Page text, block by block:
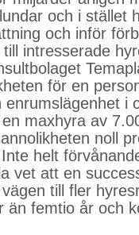
och i stället
och inför
intresserade
för en
i
maxhyra av
noll
helt
vet att en
till fler
än femtio år och